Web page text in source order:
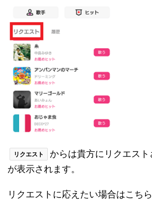
リクエスト
からは貴方にリクエス
が表示されます。
リクエストに応えたい場合はこち